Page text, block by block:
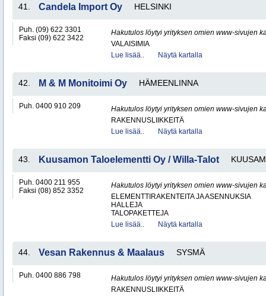
41. Candela Import Oy HELSINKI
Puh. (09) 622 3301
Faksi (09) 622 3422
Hakutulos löytyi yrityksen omien www-sivujen
VALAISIMIA
Lue lisää..
Näytä kartalla
42. M & M Monitoimi Oy HÄMEENLINNA
Puh. 0400 910 209
Hakutulos löytyi yrityksen omien www-sivujen
RAKENNUSLIIKKEITÄ
Lue lisää..
Näytä kartalla
43. Kuusamon Taloelementti Oy / Willa-Talot
Puh. 0400 211 955
Faksi (08) 852 3352
Hakutulos löytyi yrityksen omien www-sivujen
ELEMENTTIRAKENTEITA JA ASENNUKSIA
HALLEJA
TALOPAKETTEJA
Lue lisää..
Näytä kartalla
44. Vesan Rakennus & Maalaus SYSMÄ
Puh. 0400 886 798
Hakutulos löytyi yrityksen omien www-sivujen
RAKENNUSLIIKKEITÄ